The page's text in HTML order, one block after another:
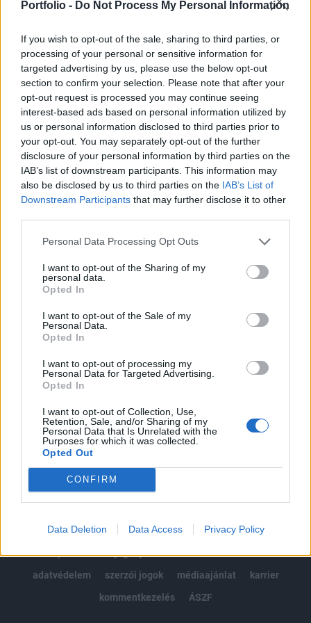
Portfolio - Do Not Process My Personal Information
If you wish to opt-out of the sale, sharing to third parties, or
processing of your personal or sensitive information for
targeted advertising by us, please use the below opt-out
section to confirm your selection. Please note that after your
opt-out request is processed you may continue seeing
interest-based ads based on personal information utilized by
us or personal information disclosed to third parties prior to
your opt-out. You may separately opt-out of the further
disclosure of your personal information by third parties on the
IAB’s list of downstream participants. This information may
also be disclosed by us to third parties on the IAB’s List of
Downstream Participants that may further disclose it to other
Personal Data Processing Opt Outs
I want to opt-out of the Sharing of my
personal data.
Opted In
I want to opt-out of the Sale of my
Personal Data.
Opted In
I want to opt-out of processing my
Personal Data for Targeted Advertising.
Opted In
I want to opt-out of Collection, Use,
Retention, Sale, and/or Sharing of my
Personal Data that Is Unrelated with the
Purposes for which it was collected.
Opted Out
CONFIRM
Data Deletion Data Access Privacy Policy
tavaly a terület szakmai szövetségének (BEVH)
A németországi fogyasztók 94 milliárd euró értékben adtak
le megrendeléseket árucikkekre és szolgáltatásokra az
internetes áruházakban és a csomagküldő szolgáltatóknál
2019-ben, ami 9,9 százalékos növekedés az egy évvel
korábbi 85,5 milliárd euróhoz képest. A leginkább
meghatározó trend a mobil eszközök térnyerése, az
okostelefonnal vagy táblagéppel leadott rendelések...
KEDVES OLVASÓNK!
A keresett cikk a portfolio.hu hírarchívumához
tartozik, melynek olvasása előfizetéses
Az előfizetés a következőket tartalmazza:
Kötéslisták: BÉT elmúlt 2 év napon belüli
kötéslistái
Előfizetés
MÁR ELŐFIZETŐNK VAGY?BEJELENTKEZÉS
© 2026 Portfolio
impresszum
jogi nyilatkozat
süti beállítások
adatvédelem
szerzői jogok médiaajánlat
karrier
kommentkezelés
ÁSZF